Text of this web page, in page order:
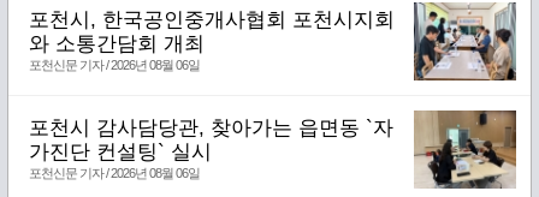
포천시, 한국공인중개사협회 포천시지회
와 소통간담회 개최
포천신문 기자 / 2026년 08월 06일
포천시 감사담당관, 찾아가는 읍면동 `자
가진단 컨설팅` 실시
포천신문 기자 / 2026년 08월 06일